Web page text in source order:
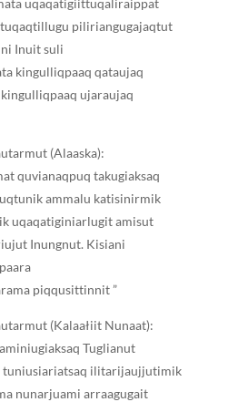
piliriangugajaqtut
Inuit suli
kingulliqpaaq qataujaq
ujaraujaq
(Alaaska):
quvianaqpuq takugiaksaq
ammalu katisinirmik
uqaqatiginiarlugit amisut
Inungnut. Kisiani
piqqusittinnit ”
(Kalaałiit Nunaat):
Tuglianut
tuniusiariatsaq ilitarijaujjutimik
nunarjuami arraagugait